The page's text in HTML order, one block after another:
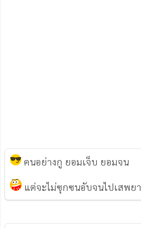
คนอย่างกู ยอมเจ็บ ยอมจน
แต่จะไม่ซุกซนอับจนไปเสพยา